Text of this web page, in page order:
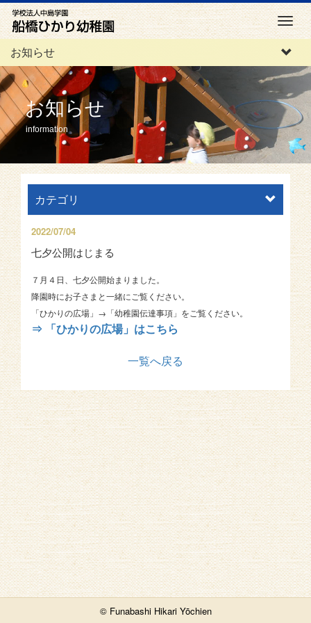
M
e
n
u
お知らせ
お知らせ
information
カテゴリ
2022/07/04
七夕公開はじまる
７月４日、七夕公開始まりました。
降園時にお子さまと一緒にご覧ください。
「ひかりの広場」→「幼稚園伝達事項」をご覧ください。
⇒ 「ひかりの広場」はこちら
一覧へ戻る
© Funabashi Hikari Yōchien